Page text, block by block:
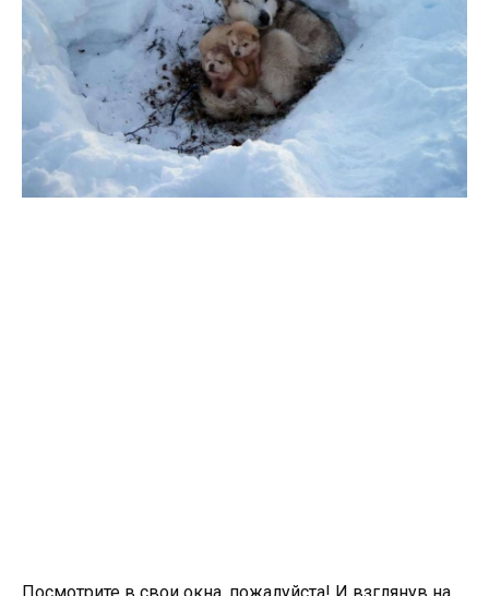
Посмотрите в свои окна, пожалуйста! И взглянув на